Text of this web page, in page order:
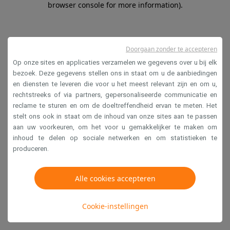
browser console for more information).
Op onze sites en applicaties verzamelen we gegevens over u bij elk
bezoek. Deze gegevens stellen ons in staat om u de aanbiedingen
en diensten te leveren die voor u het meest relevant zijn en om u,
rechtstreeks of via partners, gepersonaliseerde communicatie en
reclame te sturen en om de doeltreffendheid ervan te meten. Het
stelt ons ook in staat om de inhoud van onze sites aan te passen
aan uw voorkeuren, om het voor u gemakkelijker te maken om
inhoud te delen op sociale netwerken en om statistieken te
produceren.
Alle cookies accepteren
Cookie-instellingen
Doorgaan zonder te accepteren